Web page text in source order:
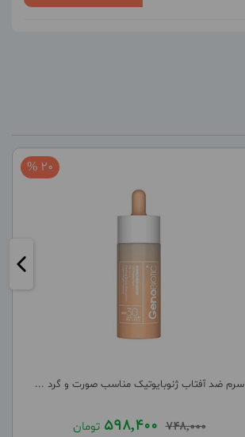
سرم ضد آفتاب ژنوبایوتیک مناسب صورت و گرد ...
748,000
598,400 تومان
20 %